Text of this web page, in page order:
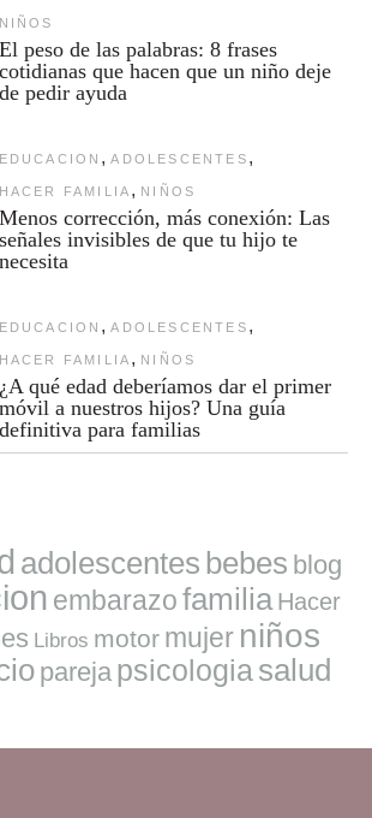
NIÑOS
peso de las palabras: 8 frases
que hacen que un niño deje
pedir ayuda
, ADOLESCENTES ,
HACER FAMILIA , NIÑOS
corrección, más conexión: Las
invisibles de que tu hijo te
EDUCACION , ADOLESCENTES ,
HACER FAMILIA , NIÑOS
qué edad deberíamos dar el primer
a nuestros hijos? Una guía
para familias
adolescentes bebes blog
embarazofamilia Hacer
Libros motor mujer niños
pareja psicologia salud